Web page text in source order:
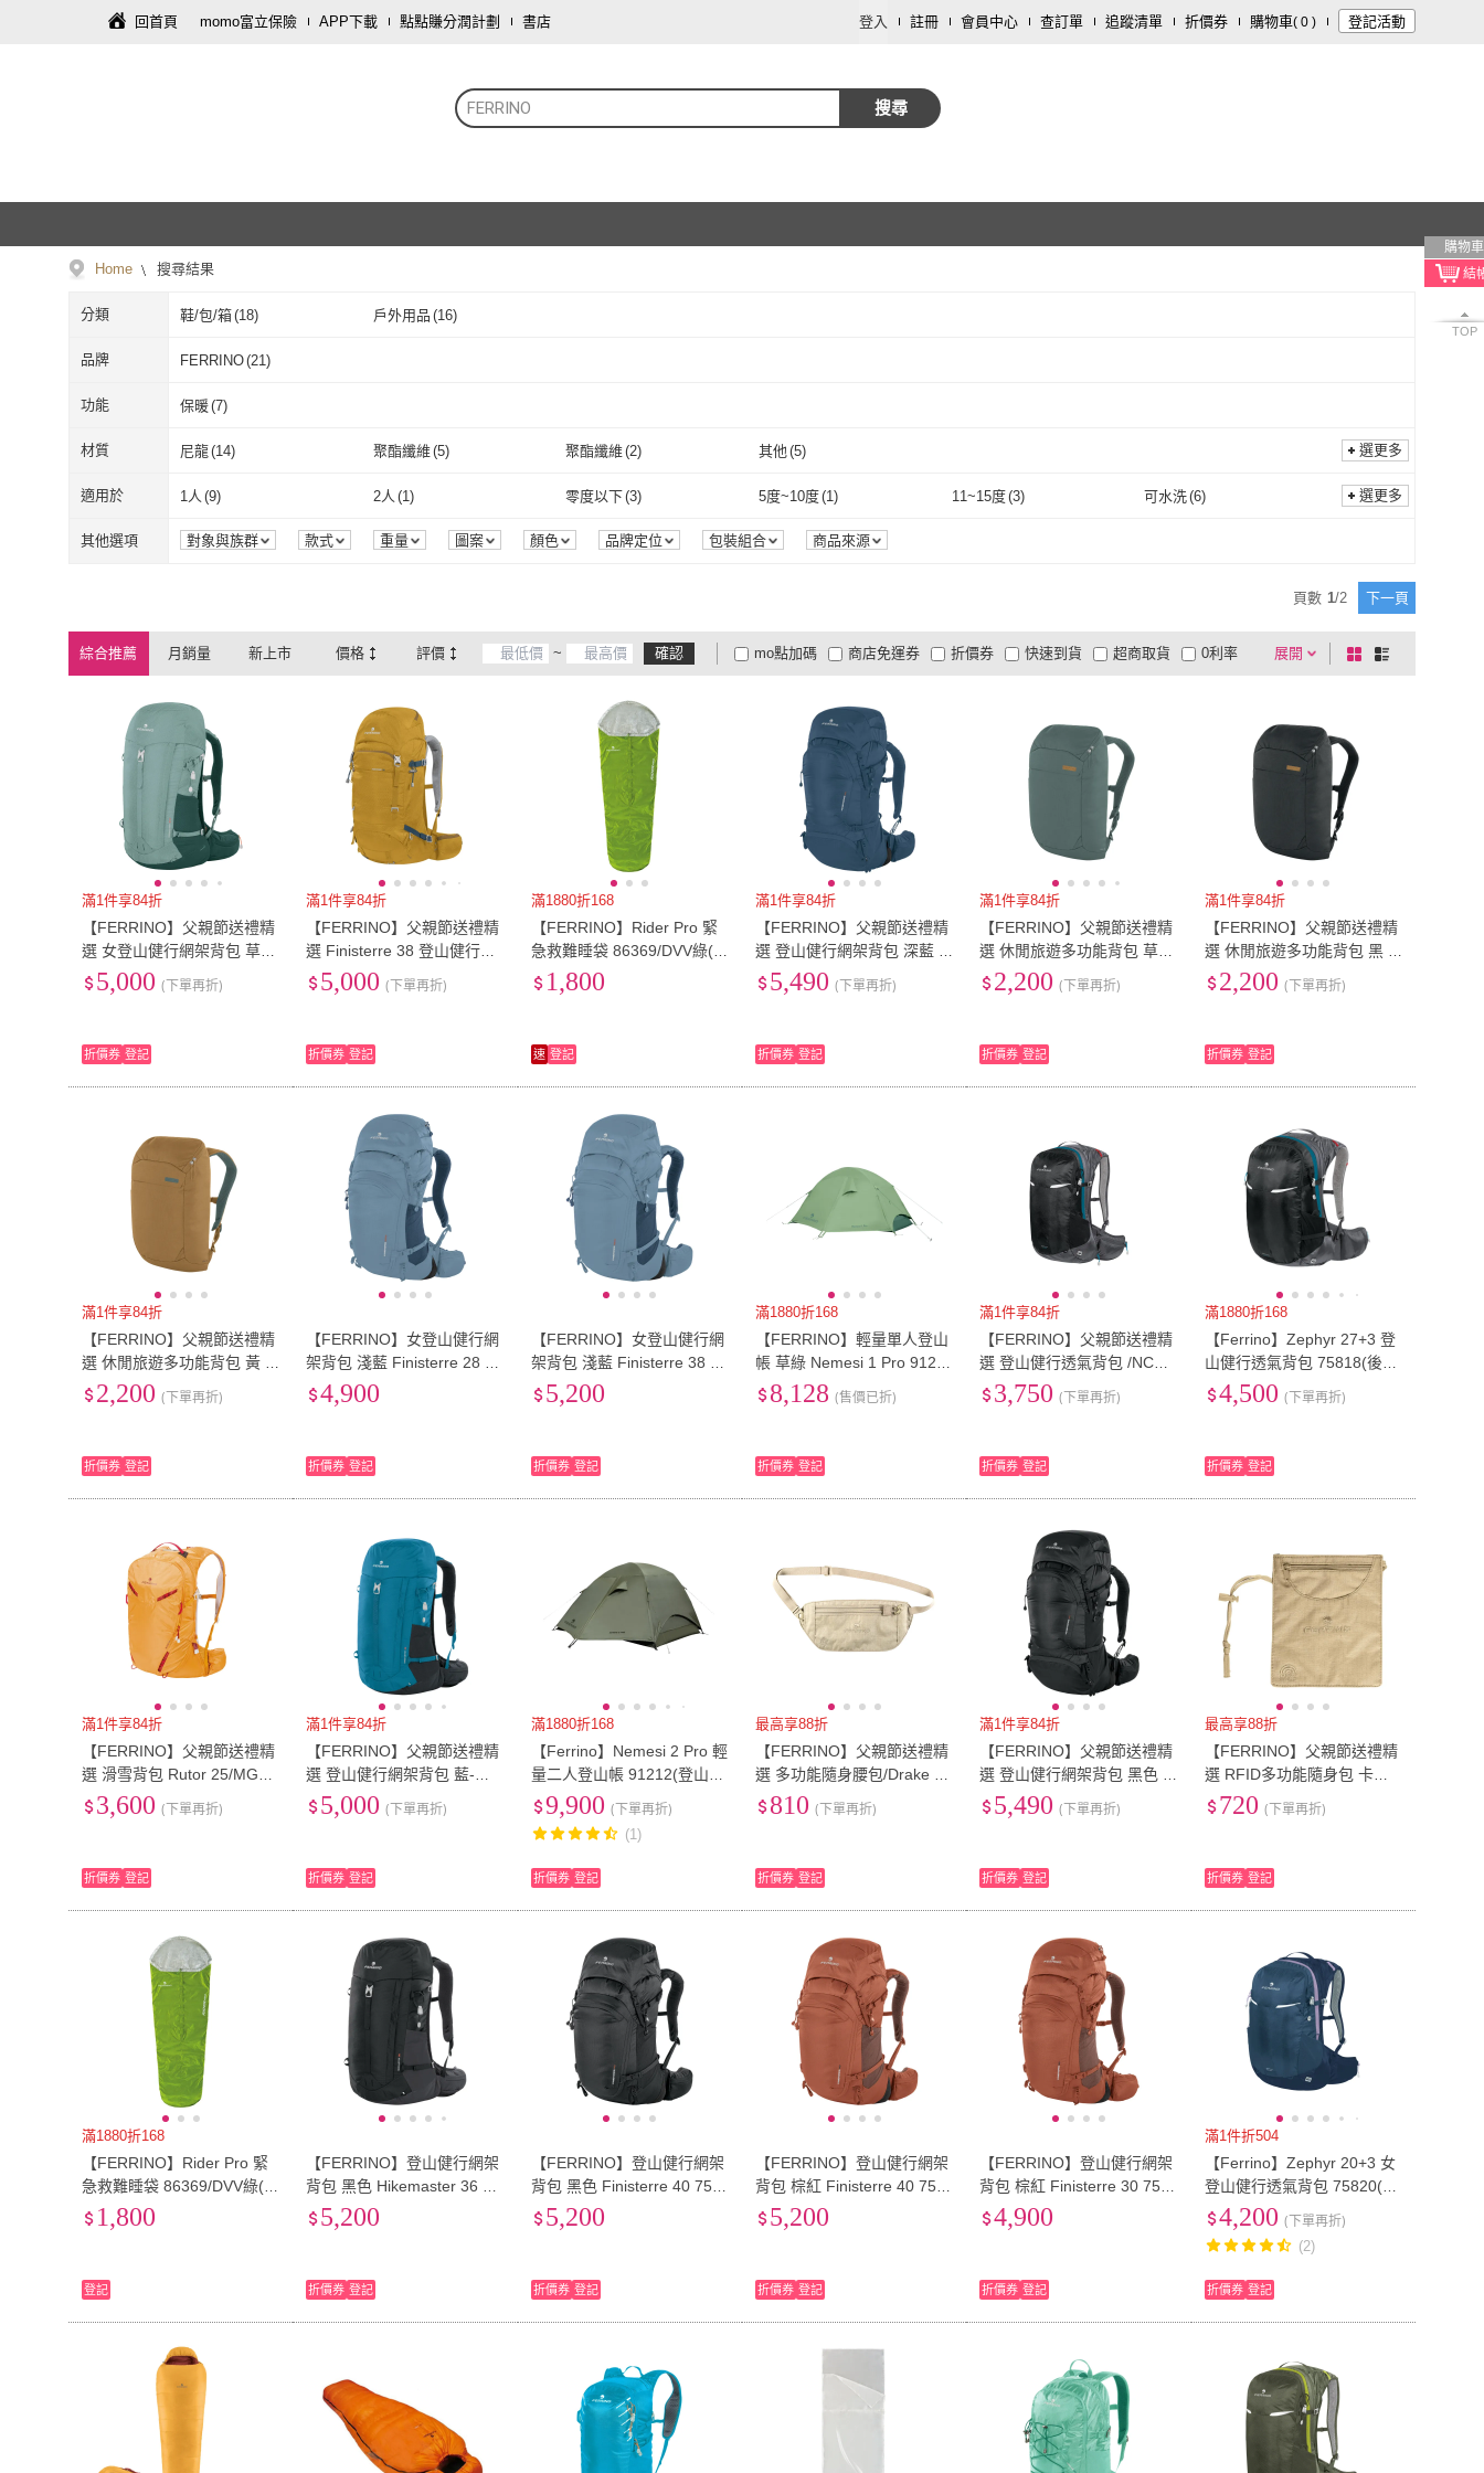
回首頁 momo富立保險 APP下載 點點賺分潤計劃 書店 登入 註冊 會員中心 查訂單 追蹤清單 折價券 購物車( 0 ) 登記活動
FERRINO 搜尋
購物車
TOP
Home 搜尋結果
分類 鞋/包/箱(18) 戶外用品 (16)
品牌 FERRINO(21)
FERRINO
功能 保暖(7)
保暖(
材質 尼龍(14) 聚酯纖維(5) 聚酯纖維(2) 其他 (5)
尼龍 聚酯纖維 聚酯纖維 其他
選更多
適用於 1人 (9) 2人 (1) 零度以下(3) 5度~10度(1) 11~15度(3) 可水洗(6)
不可水洗(1)
1人(9) 2人 零度以下(3 5度~10度 (1
取消 選更多
其他選項 對象與族群 款式 重量 圖案 顏色 品牌定位 包裝組合 商品來源
頁數 1/2 下一頁
綜合推薦 月銷量 新上市 價格 評價 ~ 確認 展開
折價券
有影片
商品有量 電視購物
mo點加碼 快速到貨 超商取貨
大家電安心配
大家電快配
商店免運券 0利率
及以上 及以上
棋
盤
列
滿1件享84折
【FERRINO】父親節送禮精
選 女登山健行網架背包 草綠
Hikemaster 34 Lady 75244
5,000 (下單再折)
折價券 登記
滿1件享84折
【FERRINO】父親節送禮精
選 Finisterre 38 登山健行網
架背包 75742 鵝黃色(後背包
登山背包 大容量背包)
5,000 (下單再折)
折價券 登記
滿1880折168
【FERRINO】Rider Pro 緊
急救難睡袋 86369/DVV綠(登
山、露營、戶外、休閒、健
行、百岳、縱走、過夜)
1,800
速 登記
滿1件享84折
【FERRINO】父親節送禮精
選 登山健行網架背包 深藍 Fi
nisterre 48 75754
5,490 (下單再折)
折價券 登記
滿1件享84折
【FERRINO】父親節送禮精
選 休閒旅遊多功能背包 草綠
Spin 18 75263
2,200 (下單再折)
折價券 登記
滿1件享84折
【FERRINO】父親節送禮精
選 休閒旅遊多功能背包 黑 S
pin 18 75263
2,200 (下單再折)
折價券 登記
滿1件享84折
【FERRINO】父親節送禮精
選 休閒旅遊多功能背包 黃 S
pin 18 75263
2,200 (下單再折)
折價券 登記
【FERRINO】女登山健行網
架背包 淺藍 Finisterre 28 La
dy 75748
4,900
折價券 登記
【FERRINO】女登山健行網
架背包 淺藍 Finisterre 38 La
dy 75749
5,200
折價券 登記
滿1880折168
【FERRINO】輕量單人登山
帳 草綠 Nemesi 1 Pro 9121
1 8,128 (售價已折)
折價券 登記
滿1件享84折
【FERRINO】父親節送禮精
選 登山健行透氣背包 /NCC
黑/Zephyr/75811
3,750 (下單再折)
折價券 登記
滿1880折168
【Ferrino】Zephyr 27+3 登
山健行透氣背包 75818(後背
包 登山背包 多功能背包)
4,500 (下單再折)
折價券 登記
滿1件享84折
【FERRINO】父親節送禮精
選 滑雪背包 Rutor 25/MGG
橘黃/75579
3,600 (下單再折)
折價券 登記
滿1件享84折
【FERRINO】父親節送禮精
選 登山健行網架背包 藍-黑
Hikemaster 36 75245
5,000 (下單再折)
折價券 登記
滿1880折168
【Ferrino】Nemesi 2 Pro 輕
量二人登山帳 91212(登山、
露營、戶外休閒、登山健行
帳棚)
9,900 (下單再折)
(1)
折價券 登記
最高享88折
【FERRINO】父親節送禮精
選 多功能隨身腰包/Drake R
FID/HSS卡其/72116
810 (下單再折)
折價券 登記
滿1件享84折
【FERRINO】父親節送禮精
選 登山健行網架背包 黑色 Fi
nisterre 48 75754
5,490 (下單再折)
折價券 登記
最高享88折
【FERRINO】父親節送禮精
選 RFID多功能隨身包 卡其
Matrix 72117
720 (下單再折)
折價券 登記
滿1880折168
【FERRINO】Rider Pro 緊
急救難睡袋 86369/DVV綠(登
山、露營、戶外、休閒、健
行、百岳、縱走、過夜)
1,800
登記
【FERRINO】登山健行網架
背包 黑色 Hikemaster 36 75
2455,200
折價券 登記
【FERRINO】登山健行網架
背包 黑色 Finisterre 40 757
475,200
折價券 登記
【FERRINO】登山健行網架
背包 棕紅 Finisterre 40 757
475,200
折價券 登記
【FERRINO】登山健行網架
背包 棕紅 Finisterre 30 757
46 4,900
折價券 登記
滿1件折504
【Ferrino】Zephyr 20+3 女
登山健行透氣背包 75820(後
背包 登山背包 多功能背包)
4,200 (下單再折)
(2)
折價券 登記